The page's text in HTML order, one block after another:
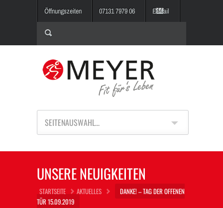
Öffnungszeiten 07131 7979 06 E-Mail
SEITENAUSWAHL...
UNSERE NEUIGKEITEN
STARTSEITE AKTUELLES
DANKE! – TAG DER OFFENEN
TÜR 15.09.2019